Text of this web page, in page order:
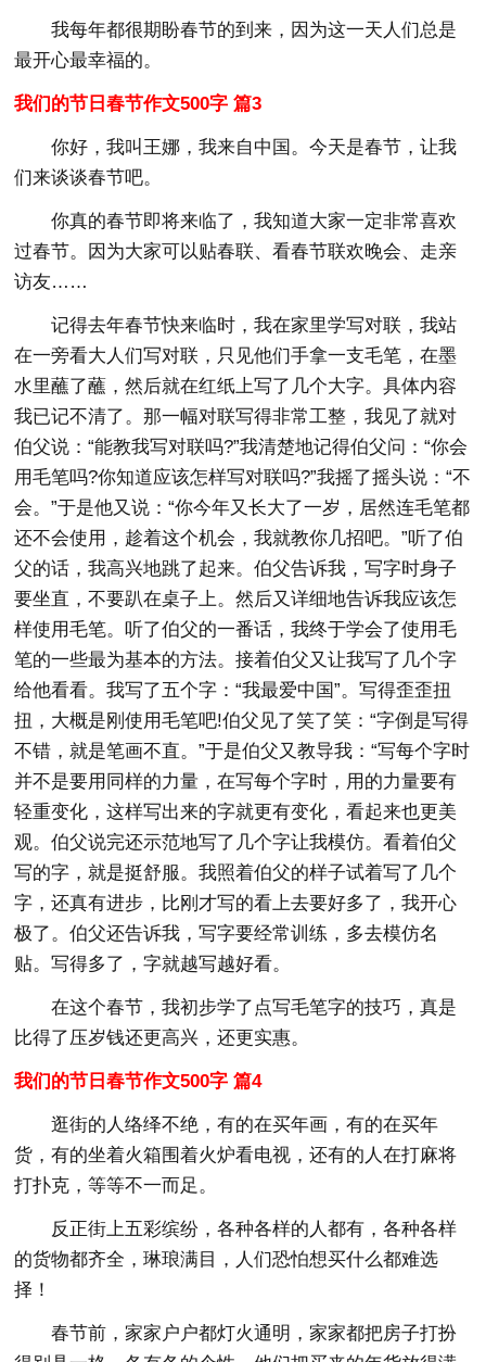
我每年都很期盼春节的到来，因为这一天人们总是
最开心最幸福的。
我们的节日春节作文500字 篇3
你好，我叫王娜，我来自中国。今天是春节，让我
们来谈谈春节吧。
你真的春节即将来临了，我知道大家一定非常喜欢
过春节。因为大家可以贴春联、看春节联欢晚会、走亲
访友……
记得去年春节快来临时，我在家里学写对联，我站
在一旁看大人们写对联，只见他们手拿一支毛笔，在墨
水里蘸了蘸，然后就在红纸上写了几个大字。具体内容
我已记不清了。那一幅对联写得非常工整，我见了就对
伯父说：“能教我写对联吗?”我清楚地记得伯父问：“你会
用毛笔吗?你知道应该怎样写对联吗?”我摇了摇头说：“不
会。”于是他又说：“你今年又长大了一岁，居然连毛笔都
还不会使用，趁着这个机会，我就教你几招吧。”听了伯
父的话，我高兴地跳了起来。伯父告诉我，写字时身子
要坐直，不要趴在桌子上。然后又详细地告诉我应该怎
样使用毛笔。听了伯父的一番话，我终于学会了使用毛
笔的一些最为基本的方法。接着伯父又让我写了几个字
给他看看。我写了五个字：“我最爱中国”。写得歪歪扭
扭，大概是刚使用毛笔吧!伯父见了笑了笑：“字倒是写得
不错，就是笔画不直。”于是伯父又教导我：“写每个字时
并不是要用同样的力量，在写每个字时，用的力量要有
轻重变化，这样写出来的字就更有变化，看起来也更美
观。伯父说完还示范地写了几个字让我模仿。看着伯父
写的字，就是挺舒服。我照着伯父的样子试着写了几个
字，还真有进步，比刚才写的看上去要好多了，我开心
极了。伯父还告诉我，写字要经常训练，多去模仿名
贴。写得多了，字就越写越好看。
在这个春节，我初步学了点写毛笔字的技巧，真是
比得了压岁钱还更高兴，还更实惠。
我们的节日春节作文500字 篇4
逛街的人络绎不绝，有的在买年画，有的在买年
货，有的坐着火箱围着火炉看电视，还有的人在打麻将
打扑克，等等不一而足。
反正街上五彩缤纷，各种各样的人都有，各种各样
的货物都齐全，琳琅满目，人们恐怕想买什么都难选
择！
春节前，家家户户都灯火通明，家家都把房子打扮